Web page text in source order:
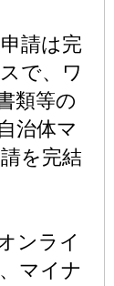
請は完
で、ワ
類等の
治体マ
を完結
ンライ
マイナ